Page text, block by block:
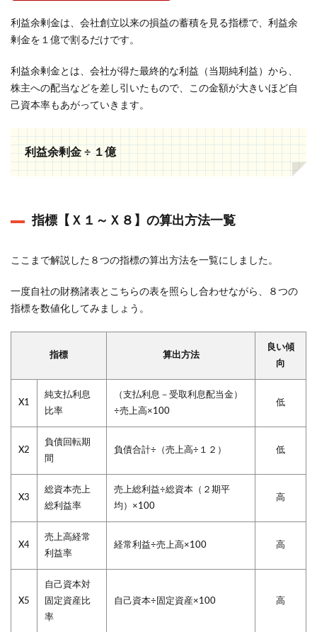
利益余剰金は、会社創立以来の損益の蓄積を見る指標で、利益余
剰金を１億で割るだけです。
利益余剰金とは、会社が得た最終的な利益（当期純利益）から、
株主への配当などを差し引いたもので、この金額が大きいほど自
己資本率もあがっていきます。
利益余剰金 ÷ １億
指標【Ｘ１～Ｘ８】の算出方法一覧
ここまで解説した８つの指標の算出方法を一覧にしました。
一度自社の財務諸表とこちらの表を照らし合わせながら、８つの
指標を数値化してみましょう。
指標 算出方法
良い傾
向
X1
純支払利息
比率
（支払利息－受取利息配当金）
÷売上高×100
低
X2
負債回転期
間
負債合計÷（売上高÷１２） 低
X3
総資本売上
総利益率
売上総利益÷総資本（２期平
均）×100
高
X4
売上高経常
利益率
経常利益÷売上高×100 高
X5
自己資本対
固定資産比
率
自己資本÷固定資産×100 高